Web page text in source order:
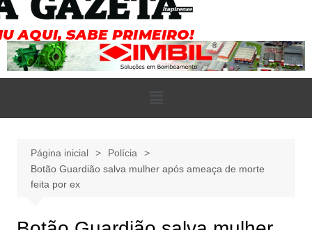
Página inicial
Polícia
Botão Guardião salva mulher após ameaça de morte
feita por ex